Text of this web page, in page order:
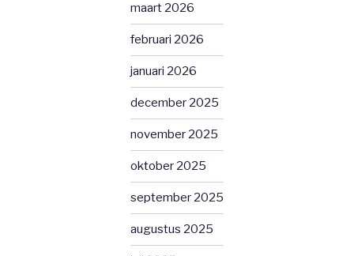
maart 2026
februari 2026
januari 2026
december 2025
november 2025
oktober 2025
september 2025
augustus 2025